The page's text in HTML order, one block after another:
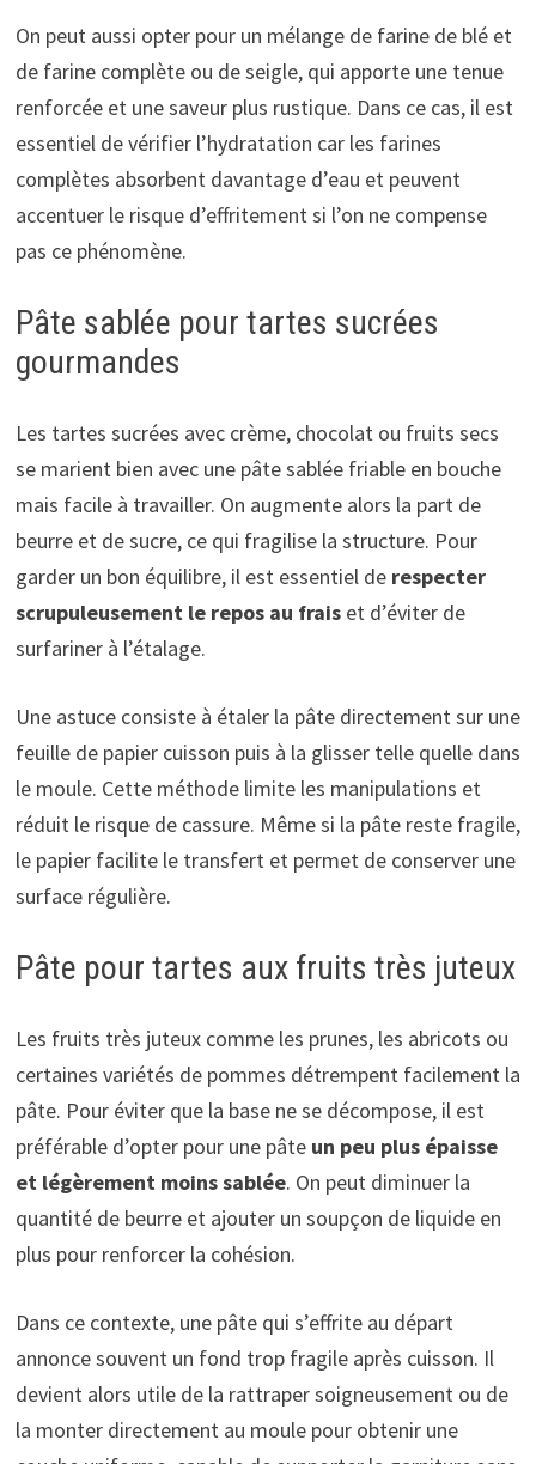
On peut aussi opter pour un mélange de farine de blé et
de farine complète ou de seigle, qui apporte une tenue
renforcée et une saveur plus rustique. Dans ce cas, il est
essentiel de vérifier l’hydratation car les farines
complètes absorbent davantage d’eau et peuvent
accentuer le risque d’effritement si l’on ne compense
pas ce phénomène.
Pâte sablée pour tartes sucrées
gourmandes
Les tartes sucrées avec crème, chocolat ou fruits secs
se marient bien avec une pâte sablée friable en bouche
mais facile à travailler. On augmente alors la part de
beurre et de sucre, ce qui fragilise la structure. Pour
garder un bon équilibre, il est essentiel de respecter
scrupuleusement le repos au fraiset d’éviter de
surfariner à l’étalage.
Une astuce consiste à étaler la pâte directement sur une
feuille de papier cuisson puis à la glisser telle quelle dans
le moule. Cette méthode limite les manipulations et
réduit le risque de cassure. Même si la pâte reste fragile,
le papier facilite le transfert et permet de conserver une
surface régulière.
Pâte pour tartes aux fruits très juteux
Les fruits très juteux comme les prunes, les abricots ou
certaines variétés de pommes détrempent facilement la
pâte. Pour éviter que la base ne se décompose, il est
préférable d’opter pour une pâte un peu plus épaisse
et légèrement moins sablée. On peut diminuer la
quantité de beurre et ajouter un soupçon de liquide en
plus pour renforcer la cohésion.
Dans ce contexte, une pâte qui s’effrite au départ
annonce souvent un fond trop fragile après cuisson. Il
devient alors utile de la rattraper soigneusement ou de
la monter directement au moule pour obtenir une